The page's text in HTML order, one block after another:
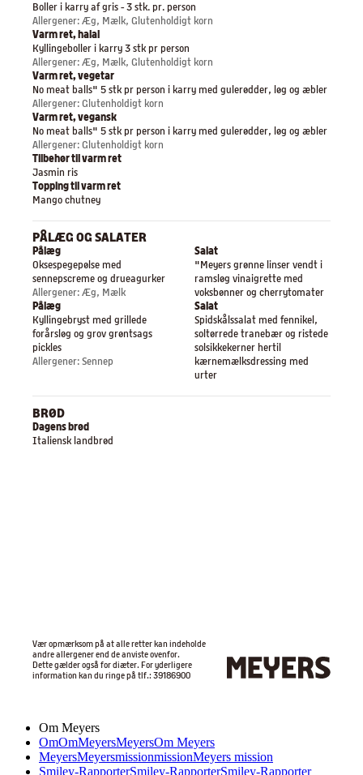
Boller i karry af gris - 3 stk. pr. person
Allergener: Æg, Mælk, Glutenholdigt korn
Varm ret, halal
Kyllingeboller i karry 3 stk pr person
Allergener: Æg, Mælk, Glutenholdigt korn
Varm ret, vegetar
No meat balls" 5 stk pr person i karry med gulerødder, løg og æbler
Allergener: Glutenholdigt korn
Varm ret, vegansk
No meat balls" 5 stk pr person i karry med gulerødder, løg og æbler
Allergener: Glutenholdigt korn
Tilbehør til varm ret
Jasmin ris
Topping til varm ret
Mango chutney
PÅLÆG OG SALATER
Pålæg
Oksespegepølse med
sennepscreme og drueagurker
Allergener: Æg, Mælk
Pålæg
Kyllingebryst med grillede
forårsløg og grov grøntsags
pickles
Allergener: Sennep
Salat
"Meyers grønne linser vendt i
ramsløg vinaigrette med
voksbønner og cherrytomater
Salat
Spidskålssalat med fennikel,
soltørrede tranebær og ristede
solsikkekerner hertil
kærnemælksdressing med
urter
BRØD
Dagens brød
Italiensk landbrød
Vær opmærksom på at alle retter kan indeholde
andre allergener end de anviste ovenfor.
Dette gælder også for diæter. For yderligere
information kan du ringe på tlf.: 39186900
Om Meyers
OmOmMeyersMeyersOm Meyers
MeyersMeyersmissionmissionMeyers mission
Smiley-RapporterSmiley-RapporterSmiley-Rapporter